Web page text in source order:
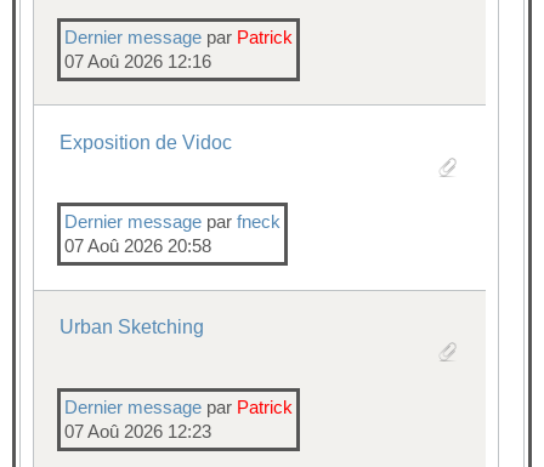
Dernier message par Patrick
07 Aoû 2026 12:16
Exposition de Vidoc
Dernier message parfneck
07 Aoû 2026 20:58
Urban Sketching
Dernier message par Patrick
07 Aoû 2026 12:23